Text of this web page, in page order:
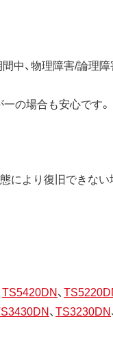
中、物理障害/論理障
の場合も安心です。
より復旧できない
TS5420DN、
、 TS3230DN、